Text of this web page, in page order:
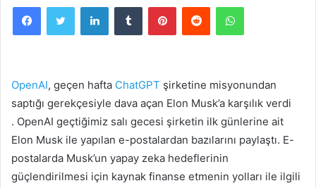
FacebookTwitter LinkedInTumblr PinterestReddit WhatsApp
OpenAI, geçen hafta ChatGPT şirketine misyonundan
saptığı gerekçesiyle dava açan Elon Musk’a karşılık verdi
. OpenAI geçtiğimiz salı gecesi şirketin ilk günlerine ait
Elon Musk ile yapılan e-postalardan bazılarını paylaştı. E-
postalarda Musk’un yapay zeka hedeflerinin
güçlendirilmesi için kaynak finanse etmenin yolları ile ilgili